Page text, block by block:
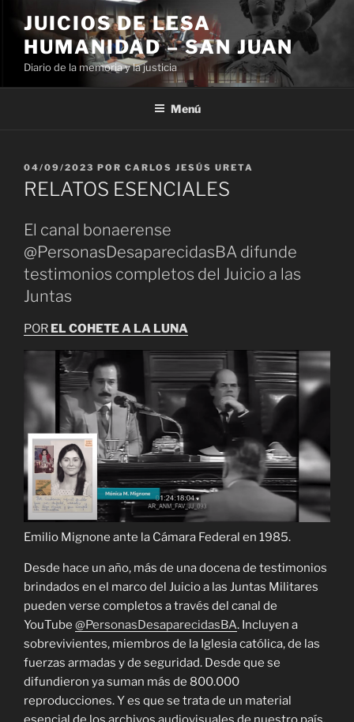
contenido
JUICIOS DE LESA
HUMANIDAD – SAN JUAN
Diario de la memoria y la justicia
Menú
PUBLICADO
EL
04/09/2023 POR CARLOS JESÚS URETA
RELATOS ESENCIALES
El canal bonaerense
@PersonasDesaparecidasBA difunde
testimonios completos del Juicio a las
Juntas
POR EL COHETE A LA LUNA
Emilio Mignone ante la Cámara Federal en 1985.
Desde hace un año, más de una docena de testimonios
brindados en el marco del Juicio a las Juntas Militares
pueden verse completos a través del canal de
YouTube @PersonasDesaparecidasBA. Incluyen a
sobrevivientes, miembros de la Iglesia católica, de las
fuerzas armadas y de seguridad. Desde que se
difundieron ya suman más de 800.000
reproducciones. Y es que se trata de un material